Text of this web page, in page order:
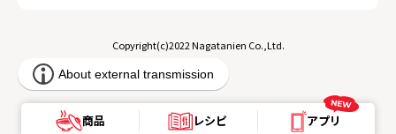
Copyright(c)2022 Nagatanien Co.,Ltd.
商品 レシピ アプリ